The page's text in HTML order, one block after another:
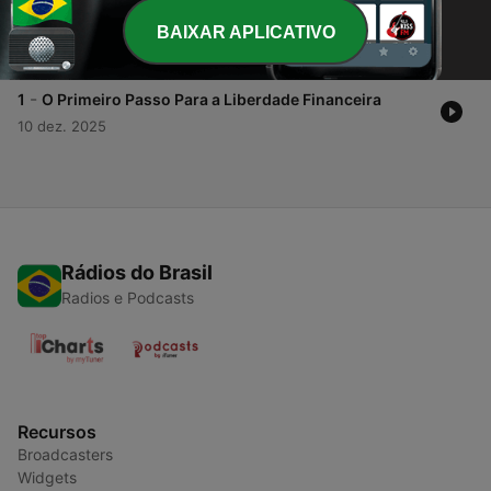
2 - Dívidas e Crédito Como Usá-los a Seu Favor e
Evitar Problemas
10 dez. 2025
1 - O Primeiro Passo Para a Liberdade Financeira
10 dez. 2025
Rádios do Brasil
Radios e Podcasts
Recursos
Broadcasters
Widgets
BAIXAR APLICATIVO